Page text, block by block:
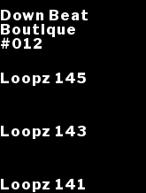
Down Beat
Boutique
#012
Loopz 145
Loopz 143
Loopz 141